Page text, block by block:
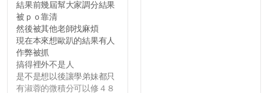
結果前幾屆幫大家調分結果
被ｐｏ靠清
然後被其他老師找麻煩
現在本來想歐趴的結果有人
作弊被抓
搞得裡外不是人
是不是想以後讓學弟妹都只
有淑蓉的微積分可以修４８